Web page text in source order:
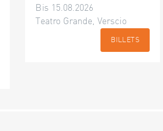
Bis 15.08.2026
Teatro Grande, Verscio
BILLETS